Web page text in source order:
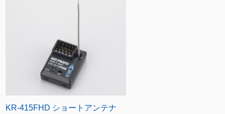
KR-415FHD ショートアンテナ